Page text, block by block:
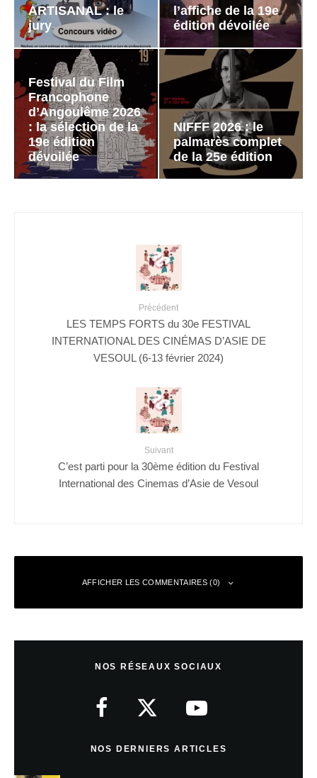
ARTISANAL : le
jury
l’affiche de la 19e
édition dévoilée
Festival du Film
Francophone
d’Angoulême 2026
: la sélection de la
19e édition
dévoilée
NIFFF 2026 : le
palmarès complet
de la 25e édition
Précédent
LES TEMPS FORTS du 30e FESTIVAL
INTERNATIONAL DES CINÉMAS D’ASIE DE
VESOUL (6-13 février 2024)
Suivant
C’est parti pour la 30ème édition du Festival
International des Cinemas d’Asie de Vesoul
AFFICHER LES COMMENTAIRES (0)
NOS RÉSEAUX SOCIAUX
NOS DERNIERS ARTICLES